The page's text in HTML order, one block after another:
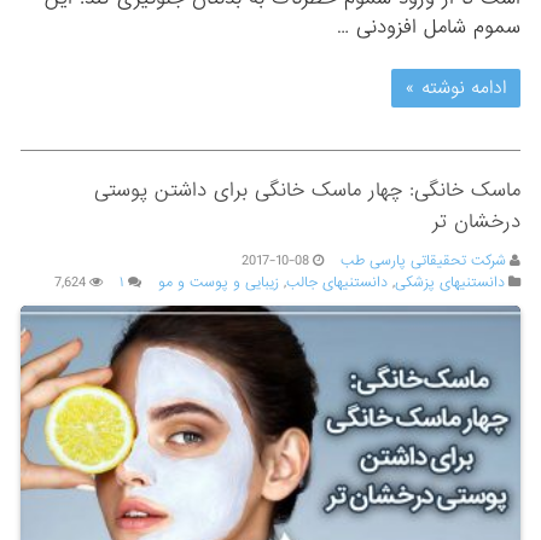
سموم شامل افزودنی …
ادامه نوشته »
ماسک خانگی: چهار ماسک خانگی برای داشتن پوستی
درخشان تر
شرکت تحقیقاتی پارسی طب
2017-10-08
دانستنیهای پزشکی,دانستنیهای جالب,زیبایی و پوست و مو ۱ 7,624